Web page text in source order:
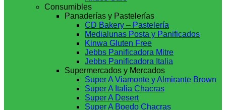
Consumibles
Panaderías y Pastelerías
CD Bakery – Pastelería
Medialunas Posta y Panificados
Kinwa Gluten Free
Jebbs Panificadora Mitre
Jebbs Panificadora Italia
Supermercados y Mercados
Super A Viamonte y Almirante Brown
Super A Italia Chacras
Super A Desert
Super A Boedo Chacras